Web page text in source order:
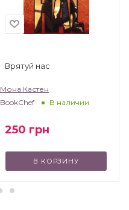
Врятуй нас
Мона Кастен
BookChef
В наличии
250 грн
В КОРЗИНУ